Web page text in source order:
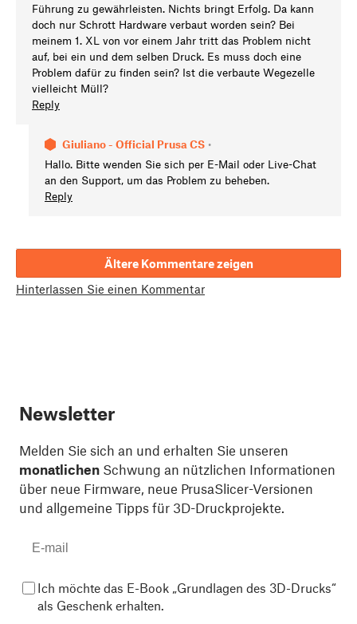
Führung zu gewährleisten. Nichts bringt Erfolg. Da kann
doch nur Schrott Hardware verbaut worden sein? Bei
meinem 1. XL von vor einem Jahr tritt das Problem nicht
auf, bei ein und dem selben Druck. Es muss doch eine
Problem dafür zu finden sein? Ist die verbaute Wegezelle
vielleicht Müll?
Reply
Giuliano - Official Prusa CS •
Hallo. Bitte wenden Sie sich per E-Mail oder Live-Chat
an den Support, um das Problem zu beheben.
Reply
Ältere Kommentare zeigen
Hinterlassen Sie einen Kommentar
Newsletter
Melden Sie sich an und erhalten Sie unseren
monatlichen Schwung an nützlichen Informationen
über neue Firmware, neue PrusaSlicer-Versionen
und allgemeine Tipps für 3D-Druckprojekte.
Ich möchte das E-Book „Grundlagen des 3D-Drucks“
als Geschenk erhalten.